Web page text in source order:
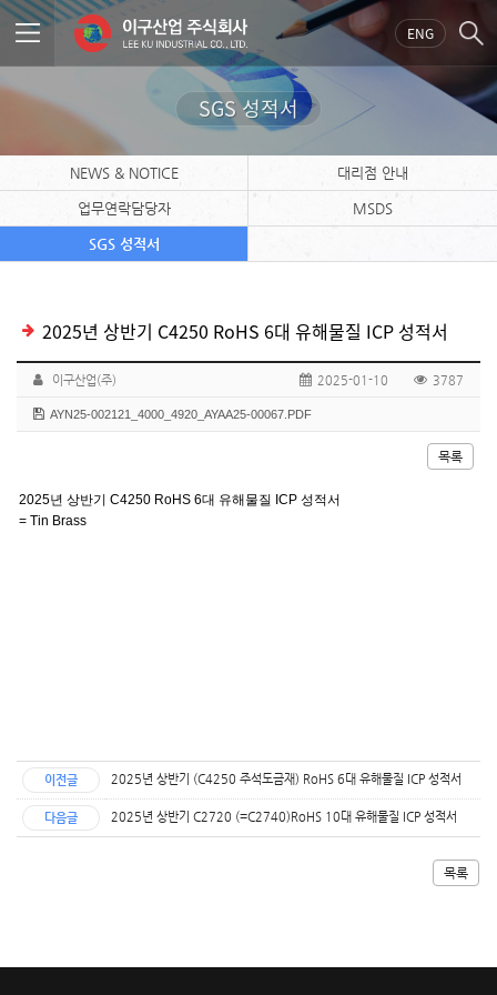
ENG
SGS 성적서
NEWS & NOTICE 대리점 안내
업무연락담당자 MSDS
SGS 성적서
2025년 상반기 C4250 RoHS 6대 유해물질 ICP 성적서
이구산업(주) 2025-01-10 3787
AYN25-002121_4000_4920_AYAA25-00067.PDF
목록
2025년 상반기 C4250 RoHS 6대 유해물질 ICP성적서
= Tin Brass
이전글 ​2025년 상반기 (C4250 주석도금재) RoHS 6대 유해물질 ICP 성적서
다음글 2025년 상반기 C2720 (=C2740)RoHS 10대 유해물질 ICP 성적서
목록